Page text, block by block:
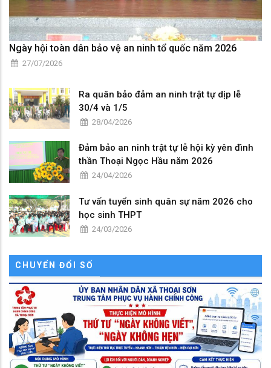
Ngày hội toàn dân bảo vệ an ninh tổ quốc năm 2026
27/07/2026
Ra quân bảo đảm an ninh trật tự dịp lễ
30/4 và 1/5
28/04/2026
Đảm bảo an ninh trật tự lễ hội kỳ yên đình
thần Thoại Ngọc Hầu năm 2026
24/04/2026
Tư vấn tuyển sinh quân sự năm 2026 cho
học sinh THPT
24/03/2026
CHUYỂN ĐỔI SỐ